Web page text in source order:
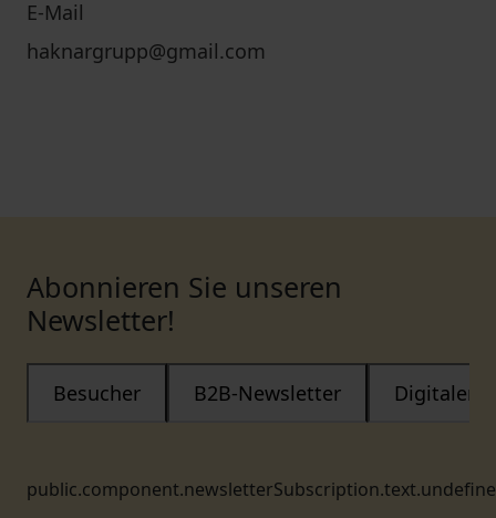
E-Mail
haknargrupp@gmail.com
Abonnieren Sie unseren
Newsletter!
Besucher B2B-Newsletter Digitaler